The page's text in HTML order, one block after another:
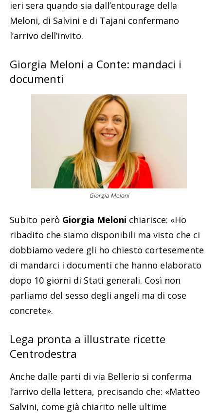
ieri sera quando sia dall’entourage della
Meloni, di Salvini e di Tajani confermano
l’arrivo dell’invito.
Giorgia Meloni a Conte: mandaci i
documenti
Giorgia Meloni
Subito però Giorgia Meloni chiarisce: «Ho
ribadito che siamo disponibili ma visto che ci
dobbiamo vedere gli ho chiesto cortesemente
di mandarci i documenti che hanno elaborato
dopo 10 giorni di Stati generali. Così non
parliamo del sesso degli angeli ma di cose
concrete».
Lega pronta a illustrate ricette
Centrodestra
Anche dalle parti di via Bellerio si conferma
l’arrivo della lettera, precisando che: «Matteo
Salvini, come già chiarito nelle ultime